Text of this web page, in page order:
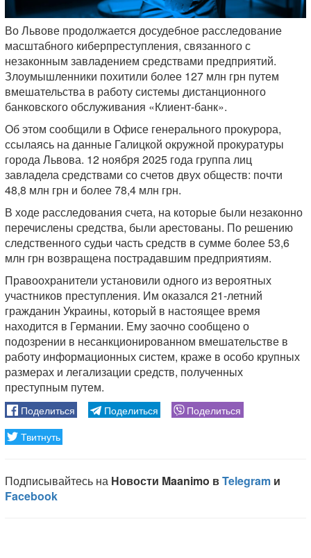
Во Львове продолжается досудебное расследование
масштабного киберпреступления, связанного с
незаконным завладением средствами предприятий.
Злоумышленники похитили более 127 млн грн путем
вмешательства в работу системы дистанционного
банковского обслуживания «Клиент-банк».
Об этом сообщили в Офисе генерального прокурора,
ссылаясь на данные Галицкой окружной прокуратуры
города Львова. 12 ноября 2025 года группа лиц
завладела средствами со счетов двух обществ: почти
48,8 млн грн и более 78,4 млн грн.
В ходе расследования счета, на которые были незаконно
перечислены средства, были арестованы. По решению
следственного судьи часть средств в сумме более 53,6
млн грн возвращена пострадавшим предприятиям.
Правоохранители установили одного из вероятных
участников преступления. Им оказался 21-летний
гражданин Украины, который в настоящее время
находится в Германии. Ему заочно сообщено о
подозрении в несанкционированном вмешательстве в
работу информационных систем, краже в особо крупных
размерах и легализации средств, полученных
преступным путем.